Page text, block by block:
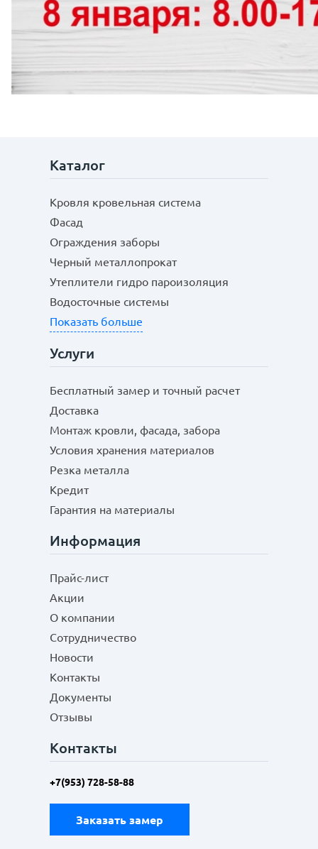
Каталог
Кровля кровельная система
Фасад
Ограждения заборы
Черный металлопрокат
Утеплители гидро пароизоляция
Водосточные системы
Показать больше
Услуги
Бесплатный замер и точный расчет
Доставка
Монтаж кровли, фасада, забора
Условия хранения материалов
Резка металла
Кредит
Гарантия на материалы
Информация
Прайс-лист
Акции
О компании
Сотрудничество
Новости
Контакты
Документы
Отзывы
Контакты
+7(953) 728-58-88
Заказать замер